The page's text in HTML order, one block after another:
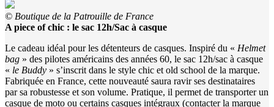
© Boutique de la Patrouille de France
A piece of chic : le sac 12h/Sac à casque
Le cadeau idéal pour les détenteurs de casques. Inspiré du « Helmet
bag » des pilotes américains des années 60, le sac 12h/sac à casque
« le Buddy » s’inscrit dans le style chic et old school de la marque.
Fabriquée en France, cette nouveauté saura ravir ses destinataires
par sa robustesse et son volume. Pratique, il permet de transporter un
casque de moto ou certains casques intégraux (contacter la marque